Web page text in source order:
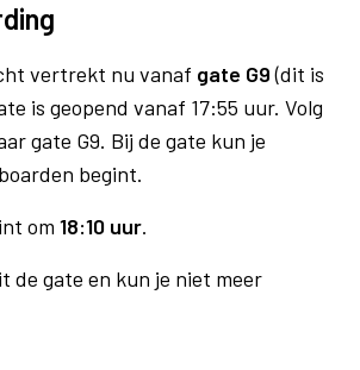
vertrekt nu vanaf gate G9(dit is
is geopend vanaf 17:55 uur. Volg
gate G9. Bij de gate kun je
begint.
om 18:10 uur.
de gate en kun je niet meer